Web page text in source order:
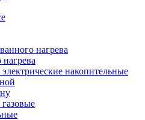
нагрева
накопительные